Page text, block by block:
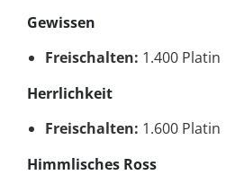
Gewissen
Freischalten: 1.400 Platin
Herrlichkeit
Freischalten: 1.600 Platin
Himmlisches Ross